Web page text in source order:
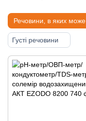
Речовини, в яких
Густі речовини